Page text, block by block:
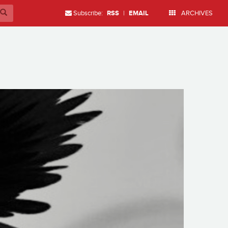
Subscribe: RSS | EMAIL ARCHIVES